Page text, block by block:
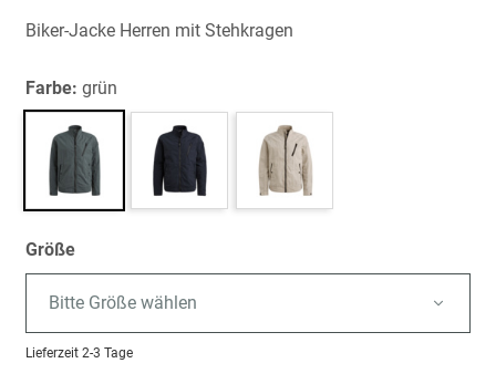
springen
Biker-Jacke Herren mit Stehkragen
Farbe: grün
Größe
Bitte Größe wählen
Lieferzeit 2-3 Tage